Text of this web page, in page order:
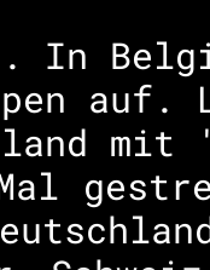
In
auf.